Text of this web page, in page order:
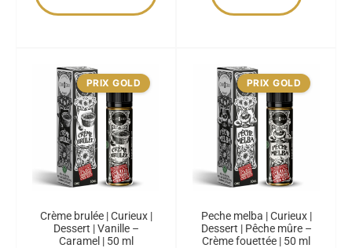
PRIX GOLD
Crème brulée | Curieux |
Dessert | Vanille –
Caramel | 50 ml
PRIX GOLD
Peche melba | Curieux |
Dessert | Pêche mûre –
Crème fouettée | 50 ml